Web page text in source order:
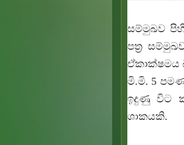
සම්මුඛව
පත්‍ර
ඒකාක්ෂමය
මි.මි. 5
ඉදුණු විට
ශාකයකි.